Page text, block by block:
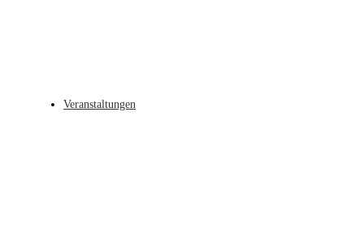
Veranstaltungen